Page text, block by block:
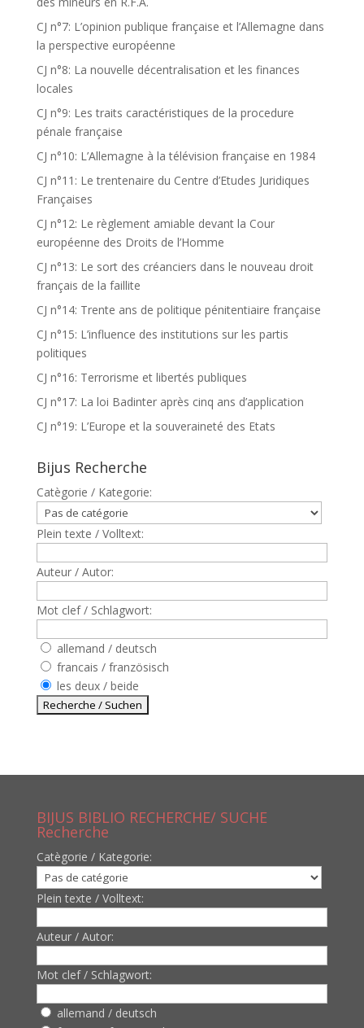
CJ n°7: L’opinion publique française et l’Allemagne dans
la perspective européenne
CJ n°8: La nouvelle décentralisation et les finances
locales
CJ n°9: Les traits caractéristiques de la procedure
pénale française
CJ n°10: L’Allemagne à la télévision française en 1984
CJ n°11: Le trentenaire du Centre d’Etudes Juridiques
Françaises
CJ n°12: Le règlement amiable devant la Cour
européenne des Droits de l’Homme
CJ n°13: Le sort des créanciers dans le nouveau droit
français de la faillite
CJ n°14: Trente ans de politique pénitentiaire française
CJ n°15: L’influence des institutions sur les partis
politiques
CJ n°16: Terrorisme et libertés publiques
CJ n°17: La loi Badinter après cinq ans d’application
CJ n°19: L’Europe et la souveraineté des Etats
Bijus Recherche
Catègorie / Kategorie:
Plein texte / Volltext:
Auteur / Autor:
Mot clef / Schlagwort:
allemand / deutsch
francais / französisch
les deux / beide
BIJUS BIBLIO RECHERCHE/ SUCHE
Recherche
Catègorie / Kategorie:
Plein texte / Volltext:
Auteur / Autor:
Mot clef / Schlagwort:
allemand / deutsch